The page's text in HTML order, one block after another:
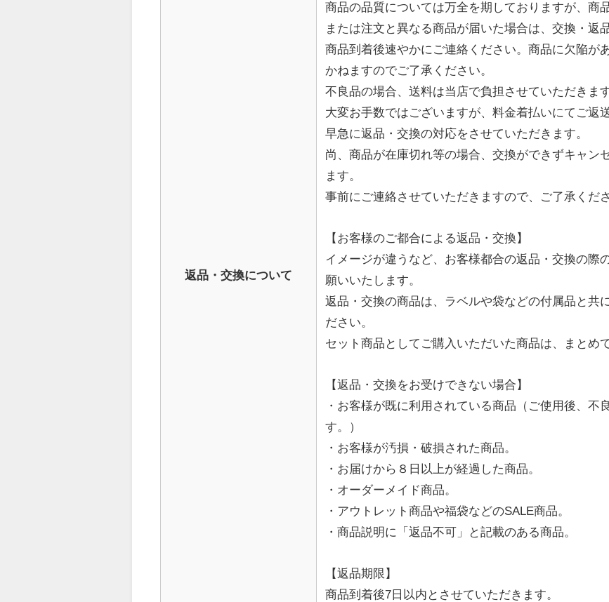
返品・交換について
商品の品質については万全を期しておりますが、商
または注文と異なる商品が届いた場合は、交換・返
商品到着後速やかにご連絡ください。商品に欠陥が
かねますのでご了承ください。
不良品の場合、送料は当店で負担させていただきます
大変お手数ではございますが、料金着払いにてご返
早急に返品・交換の対応をさせていただきます。
尚、商品が在庫切れ等の場合、交換ができずキャン
ます。
事前にご連絡させていただきますので、ご了承くださ
【お客様のご都合による返品・交換】
イメージが違うなど、お客様都合の返品・交換の際
願いいたします。
返品・交換の商品は、ラベルや袋などの付属品と共
ださい。
セット商品としてご購入いただいた商品は、まとめ
【返品・交換をお受けできない場合】
・お客様が既に利用されている商品（ご使用後、不
す。）
・お客様が汚損・破損された商品。
・お届けから８日以上が経過した商品。
・オーダーメイド商品。
・アウトレット商品や福袋などのSALE商品。
・商品説明に「返品不可」と記載のある商品。
【返品期限】
商品到着後7日以内とさせていただきます。